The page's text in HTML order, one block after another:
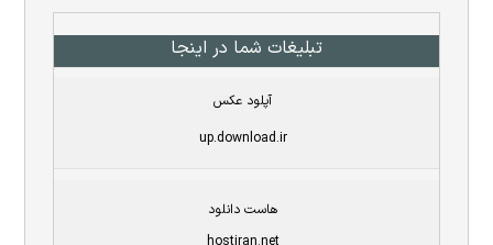
تبلیغات شما در اینجا
آپلود عکس
up.download.ir
هاست دانلود